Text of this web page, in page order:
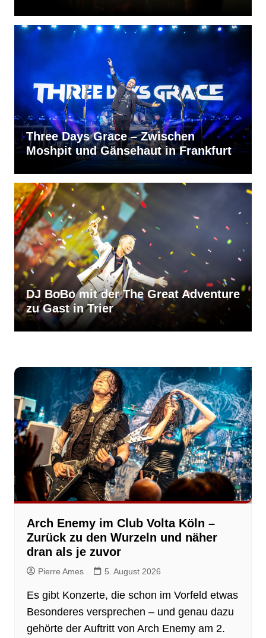
Three Days Grace – Zwischen
Moshpit und Gänsehaut in Frankfurt
DJ BoBo mit der The Great Adventure
zu Gast in Trier
Arch Enemy im Club Volta Köln –
Zurück zu den Wurzeln und näher
dran als je zuvor
Pierre Ames 5. August 2026
Es gibt Konzerte, die schon im Vorfeld etwas
Besonderes versprechen – und genau dazu
gehörte der Auftritt von Arch Enemy am 2.